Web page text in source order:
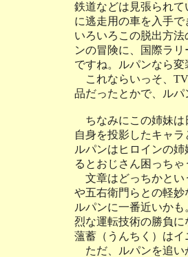
鉄道などは見張られ
に逃走用の車を入手
いろいろこの脱出方
ンの冒険に、国際ラ
ですね。ルパンなら
これならいっそ、TV
品だったとかで、ル
ちなみにこの姉妹は
自身を投影したキャ
ルパンはヒロインの
るとおじさん困っち
文章はどっちかとい
や五右衛門らとの軽
ルパンに一番近いか
烈な運転技術の勝負
薀蓄（うんちく）はイ
ただ、ルパンを追い